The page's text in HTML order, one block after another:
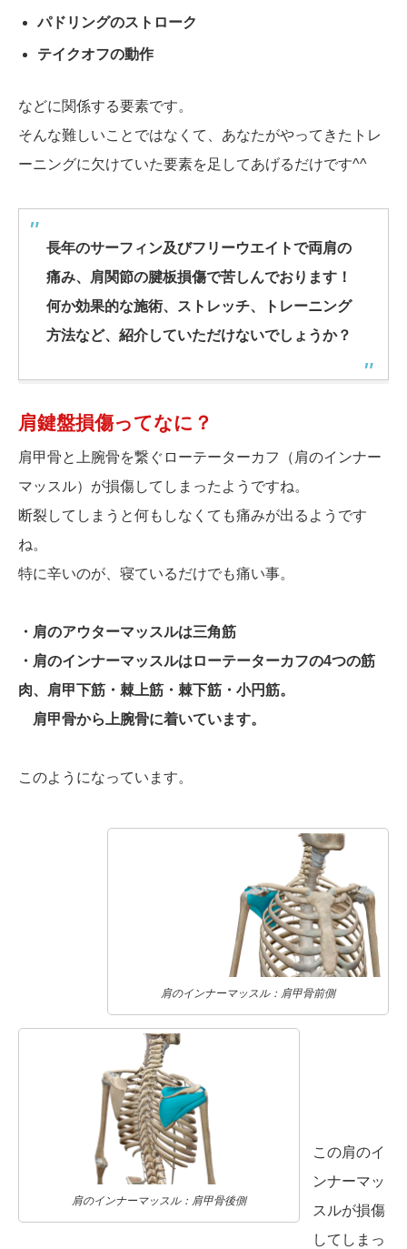
パドリングのストローク
テイクオフの動作
などに関係する要素です。
そんな難しいことではなくて、あなたがやってきたトレ
ーニングに欠けていた要素を足してあげるだけです^^
長年のサーフィン及びフリーウエイトで両肩の
痛み、
肩関節の腱板損傷で苦しんでおります！
何か効果的な施術、ストレッチ、トレーニング
方法など、 紹介していただけないでしょうか？
肩鍵盤損傷ってなに？
肩甲骨と上腕骨を繋ぐローテーターカフ（肩のインナー
マッスル）が損傷してしまったようですね。
断裂してしまうと何もしなくても痛みが出るようです
ね。
特に辛いのが、寝ているだけでも痛い事。
・肩のアウターマッスルは三角筋
・肩のインナーマッスルはローテーターカフの4つの筋
肉、肩甲下筋・棘上筋・棘下筋・小円筋。
肩甲骨から上腕骨に着いています。
このようになっています。
肩のインナーマッスル：肩甲骨前側
肩のインナーマッスル：肩甲骨後側
この肩のイ
ンナーマッ
スルが損傷
してしまっ